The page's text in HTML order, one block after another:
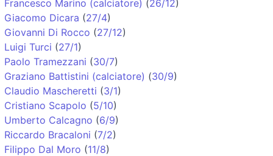
Francesco Marino (calciatore) (26/12)
Giacomo Dicara (27/4)
Giovanni Di Rocco (27/12)
Luigi Turci (27/1)
Paolo Tramezzani (30/7)
Graziano Battistini (calciatore) (30/9)
Claudio Mascheretti (3/1)
Cristiano Scapolo (5/10)
Umberto Calcagno (6/9)
Riccardo Bracaloni (7/2)
Filippo Dal Moro (11/8)